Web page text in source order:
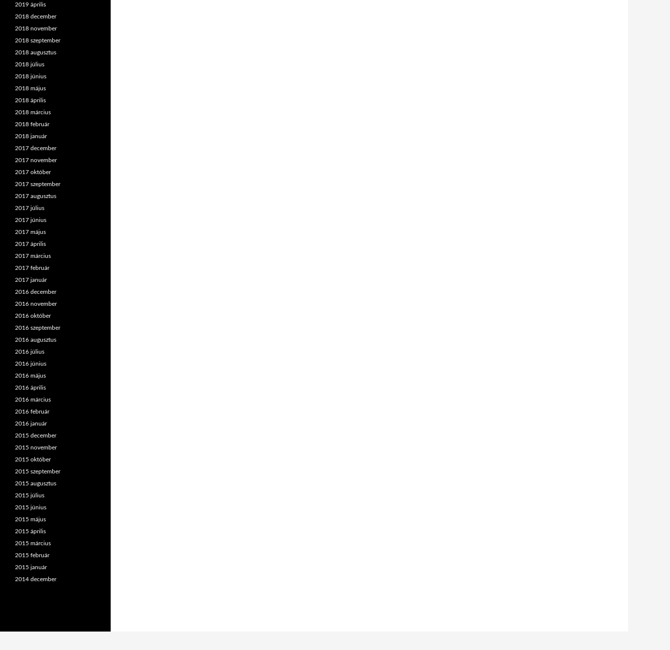
2019 április
2018 december
2018 november
2018 szeptember
2018 augusztus
2018 július
2018 június
2018 május
2018 április
2018 március
2018 február
2018 január
2017 december
2017 november
2017 október
2017 szeptember
2017 augusztus
2017 július
2017 június
2017 május
2017 április
2017 március
2017 február
2017 január
2016 december
2016 november
2016 október
2016 szeptember
2016 augusztus
2016 július
2016 június
2016 május
2016 április
2016 március
2016 február
2016 január
2015 december
2015 november
2015 október
2015 szeptember
2015 augusztus
2015 július
2015 június
2015 május
2015 április
2015 március
2015 február
2015 január
2014 december